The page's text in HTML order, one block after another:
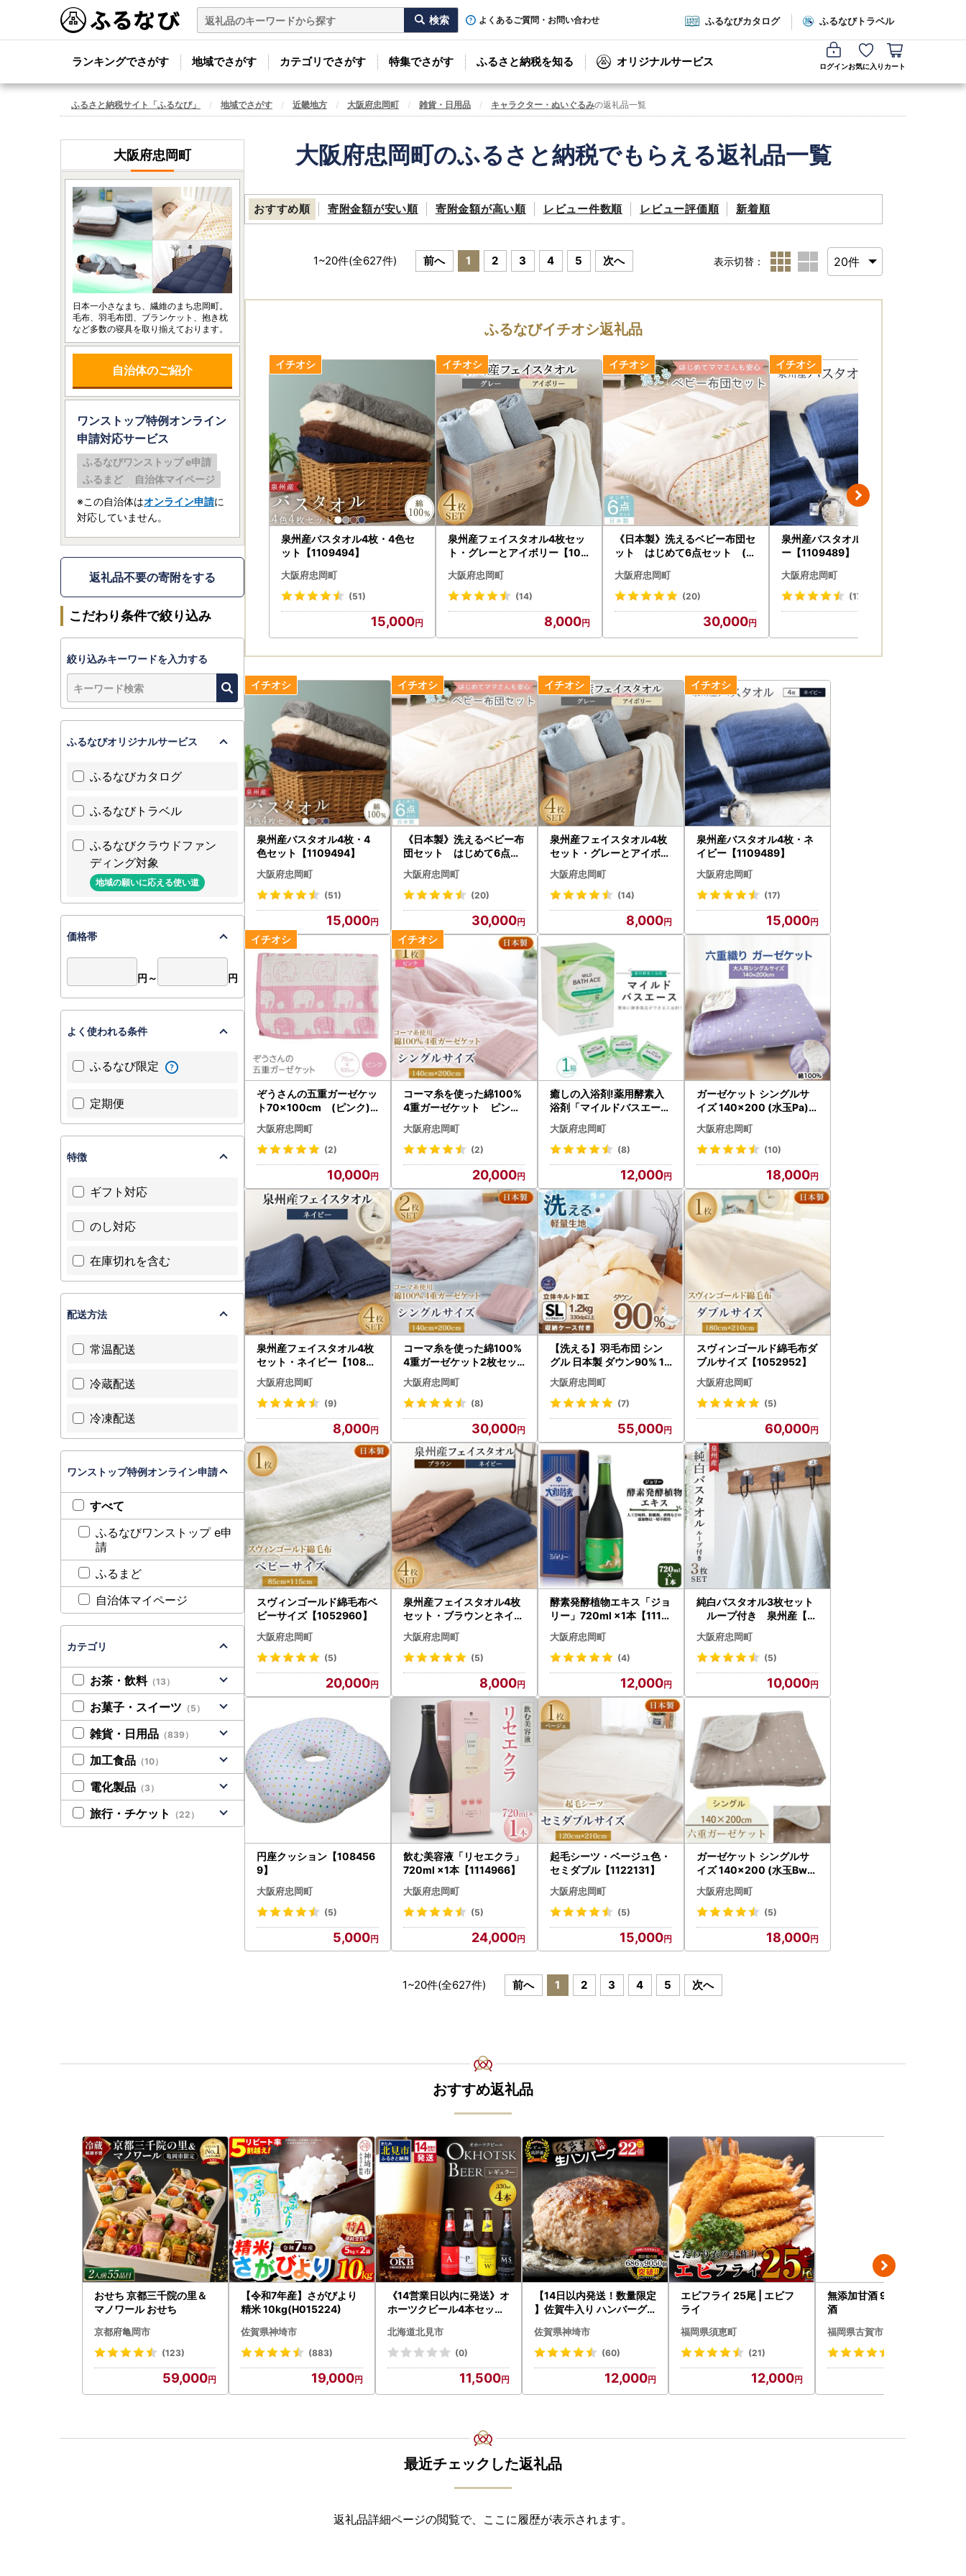
よくあるご質問・お問い合わせ ふるなびカタログ ふるなびトラベル
ランキングでさがす 地域でさがす カテゴリでさがす 特集でさがす ふるさと納税を知る オリジナルサービス ログインお気に入り カート
ふるさと納税サイト「ふるなび」 地域でさがす 近畿地方 大阪府忠岡町 雑貨・日用品 キャラクター・ぬいぐるみの返礼品一覧
大阪府忠岡町のふるさと納税でもらえる返礼品一覧
おすすめ順 寄附金額が安い順 寄附金額が高い順 レビュー件数順 レビュー評価順 新着順
1~20件(全627件) 前へ 1 2 3 4 5 次へ 表示切替：
ふるなびイチオシ返礼品
泉州産バスタオル4枚・4色セ
ット【1109494】
大阪府忠岡町
(51)
15,000
泉州産フェイスタオル4枚セッ
ト・グレーとアイボリー【108
大阪府忠岡町
(14)
8,000
《日本製》洗えるベビー布団セ
ット はじめて6点セット (ベ
大阪府忠岡町
(20)
30,000
泉州産バスタオル4枚・ネイビ
ー【1109489】
大阪府忠岡町
(17)
泉州産バスタオル4枚・4
色セット【1109494】
大阪府忠岡町
(51)
15,000
《日本製》洗えるベビー布
団セット はじめて6点セ
ット (ベージュ)【10511
64】
大阪府忠岡町
(20)
30,000
泉州産フェイスタオル4枚
セット・グレーとアイボリ
ー【1082361】
大阪府忠岡町
(14)
8,000
泉州産バスタオル4枚・ネ
イビー【1109489】
大阪府忠岡町
(17)
15,000
ぞうさんの五重ガーゼケッ
ト70×100cm (ピンク)
【1051179】
大阪府忠岡町
(2)
10,000
コーマ糸を使った綿100%
4重ガーゼケット ピンク
【1052955】
大阪府忠岡町
(2)
20,000
癒しの入浴剤!薬用酵素入
浴剤「マイルドバスエース
」1箱(25g×30包)【11169
56】
大阪府忠岡町
(8)
12,000
ガーゼケット シングルサ
イズ 140×200 (水玉Pa)【
1078347】
大阪府忠岡町
(10)
18,000
泉州産フェイスタオル4枚
セット・ネイビー【10823
56】
大阪府忠岡町
(9)
8,000
コーマ糸を使った綿100%
4重ガーゼケット2枚セッ
ト【1052954】
大阪府忠岡町
(8)
30,000
【洗える】羽毛布団 シン
グル 日本製 ダウン90% 1.
2kg 無地クリーム抗菌防臭
防ダニ立体キルト【11277
41】
大阪府忠岡町
(7)
55,000
スヴィンゴールド綿毛布ダ
ブルサイズ【1052952】
大阪府忠岡町
(5)
60,000
スヴィンゴールド綿毛布ベ
ビーサイズ【1052960】
大阪府忠岡町
(5)
20,000
泉州産フェイスタオル4枚
セット・ブラウンとネイビ
ー【1082360】
大阪府忠岡町
(5)
8,000
酵素発酵植物エキス「ジョ
リー」720ml ×1本【1114
965】
大阪府忠岡町
(4)
12,000
純白バスタオル3枚セット
ループ付き 泉州産【1
052959】
大阪府忠岡町
(5)
10,000
円座クッション【108456
9】
大阪府忠岡町
(5)
5,000
飲む美容液「リセエクラ」
720ml ×1本【1114966】
大阪府忠岡町
(5)
24,000
起毛シーツ・ベージュ色・
セミダブル【1122131】
大阪府忠岡町
(5)
15,000
ガーゼケット シングルサ
イズ 140×200 (水玉Bw)
【1340115】
大阪府忠岡町
(5)
18,000
1~20件(全627件) 前へ 1 2 3 4 5 次へ
大阪府忠岡町
日本一小さなまち、繊維のまち忠岡町。
毛布、羽毛布団、ブランケット、抱き枕
など多数の寝具を取り揃えております。
自治体のご紹介
ワンストップ特例オンライン
申請対応サービス
ふるなびワンストップ e申請
ふるまど
自治体マイページ
※この自治体はオンライン申請に
対応していません。
返礼品不要の寄附をする
こだわり条件で絞り込み
絞り込みキーワードを入力する
ふるなびオリジナルサービス
ふるなびカタログ
ふるなびトラベル
ふるなびクラウドファン
ディング対象
地域の願いに応える使い道
価格帯
円～ 円
よく使われる条件
ふるなび限定
定期便
特徴
ギフト対応
のし対応
在庫切れを含む
配送方法
常温配送
冷蔵配送
冷凍配送
ワンストップ特例オンライン申請
すべて
ふるなびワンストップ e申
請
ふるまど
自治体マイページ
カテゴリ
お茶・飲料（13）
お菓子・スイーツ （5）
雑貨・日用品 （839）
加工食品 （10）
電化製品 （3）
旅行・チケット （22）
おすすめ返礼品
おせち 京都三千院の里＆
マノワール おせち
京都府亀岡市
(123)
59,000
【令和7年産】さがびより
精米 10kg(H015224)
佐賀県神埼市
(883)
19,000
《14営業日以内に発送》オ
ホーツクビール4本セット
クラフトビール 瓶ビール
贈答 ギフト 贈り物 お中元
い プレゼント モルトビー
北海道北見市
(0)
11,500
【14日以内発送！数量限定
】佐賀牛入り ハンバーグ 2
083106)
佐賀県神埼市
(60)
12,000
エビフライ 25尾 | エビフ
ライ
福岡県須恵町
(21)
12,000
無添加甘酒 900ml×5本 甘
酒
福岡県古賀市
最近チェックした返礼品
返礼品詳細ページの閲覧で、ここに履歴が表示されます。